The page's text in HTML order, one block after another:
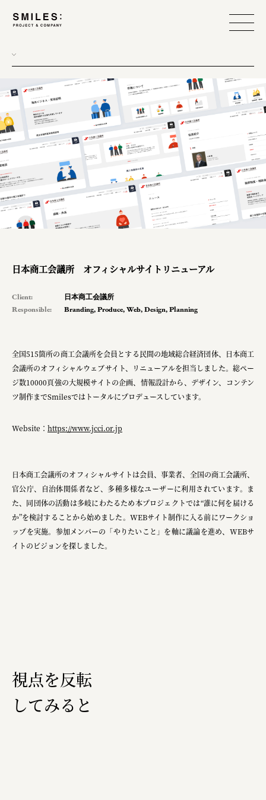
日本商工会議所 オフィシャルサイトリニューアル
Client:
日本商工会議所
Responsible:
Branding,Produce,Web,Design,Planning
全国515箇所の商工会議所を会員とする民間の地域総合経済団体、日本商工
会議所のオフィシャルウェブサイト、リニューアルを担当しました。総ペー
ジ数10000頁強の大規模サイトの企画、情報設計から、デザイン、コンテン
ツ制作までSmilesではトータルにプロデュースしています。
Website： https://www.jcci.or.jp
日本商工会議所のオフィシャルサイトは会員、事業者、全国の商工会議所、
官公庁、自治体関係者など、多種多様なユーザーに利用されています。ま
た、同団体の活動は多岐にわたるため本プロジェクトでは“誰に何を届ける
か”を検討することから始めました。WEBサイト制作に入る前にワークショ
ップを実施。参加メンバーの「やりたいこと」を軸に議論を進め、WEBサ
イトのビジョンを探しました。
視点を反転
してみると